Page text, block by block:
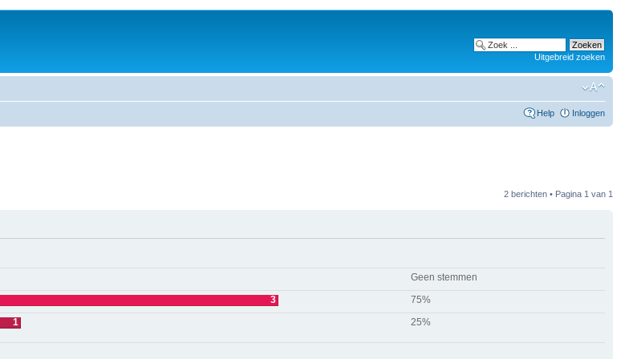
Uitgebreid zoeken
Help Inloggen
2 berichten • Pagina 1 van 1
Geen stemmen
3
75%
1 25%